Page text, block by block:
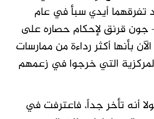
تفرقهما أيدي سبأ في عام
– جون قرنق لإحكام حصاره على
بأنها أكثر رداءة من ممارسات
التي خرجوا في زعمهم
أنه تأخر جداً، فاعترفت في